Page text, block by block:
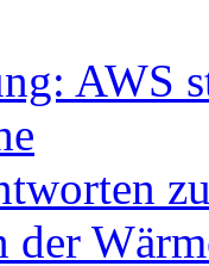
AWS
der